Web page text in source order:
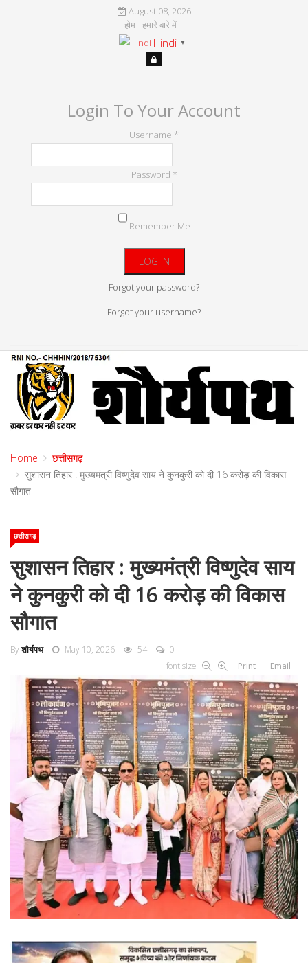
August 08, 2026
होम हमारे बारे में
Hindi ▼
Login To Your Account
Username *
Password *
Remember Me
Forgot your password?
Forgot your username?
Home
छत्तीसगढ़
सुशासन तिहार : मुख्यमंत्री विष्णुदेव साय ने कुनकुरी को दी 16 करोड़ की विकास
सौगात
छत्तीसगढ़
सुशासन तिहार : मुख्यमंत्री विष्णुदेव साय
ने कुनकुरी को दी 16 करोड़ की विकास
सौगात
Byशौर्यपथ May 10, 2026 54
0
font size
Print Email